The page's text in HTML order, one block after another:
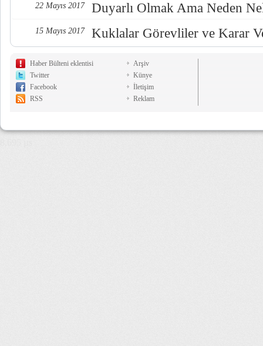
22 Mayıs 2017 Duyarlı Olmak Ama Neden
15 Mayıs 2017 Kuklalar Görevliler ve Karar
Haber Bülteni eklentisi
Twitter
Facebook
RSS
Arşiv
Künye
İletişim
Reklam